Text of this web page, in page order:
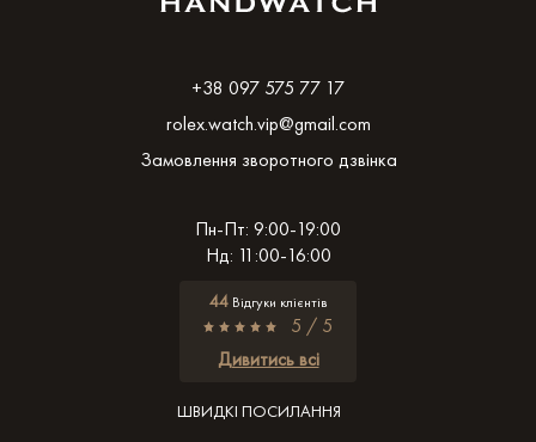
+38 097 575 77 17
rolex.watch.vip@gmail.com
Замовлення зворотного дзвінка
Пн-Пт: 9:00-19:00
Нд: 11:00-16:00
44Відгуки клієнтів
5 / 5
Дивитись всі
ШВИДКІ ПОСИЛАННЯ